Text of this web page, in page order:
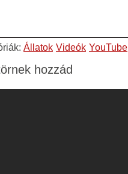
Állatok Videók YouTube
hozzád